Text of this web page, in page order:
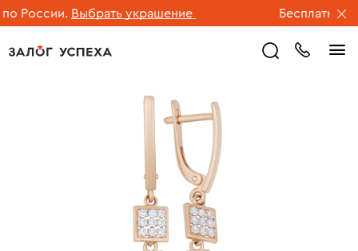
России. Выбрать украшение Бесплатная